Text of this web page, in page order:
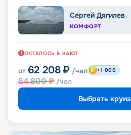
Сергей Дягилев
КОМФОРТ
ОСТАЛОСЬ 8 КАЮТ
от 62 208 ₽ /чел
64 800₽ /чел
+1 000
Выбрать круиз